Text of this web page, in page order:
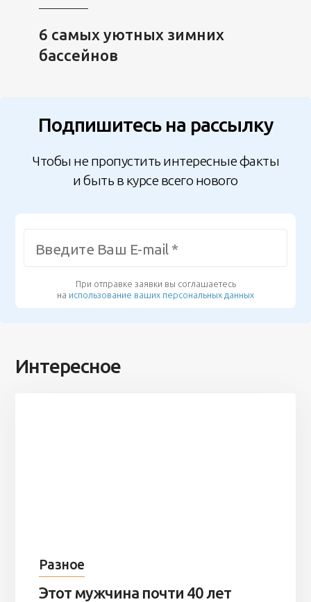
6 самых уютных зимних
бассейнов
Подпишитесь на рассылку
Чтобы не пропустить интересные факты
и быть в курсе всего нового
При отправке заявки вы соглашаетесь
на использование ваших персональных данных
Интересное
Разное
Этот мужчина почти 40 лет